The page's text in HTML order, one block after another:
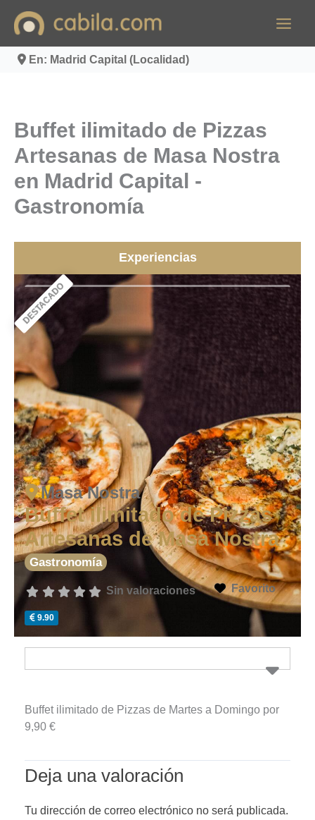
contenido
En: Madrid Capital (Localidad)
Buffet ilimitado de Pizzas
Artesanas de Masa Nostra
en Madrid Capital -
Gastronomía
Experiencias
DESTACADO
Masa Nostra
Buffet ilimitado de Pizzas
Artesanas de Masa Nostra
Gastronomía
Sin valoraciones Favorito
9.90
Buffet ilimitado de Pizzas de Martes a Domingo por
9,90 €
Deja una valoración
Tu dirección de correo electrónico no será publicada.